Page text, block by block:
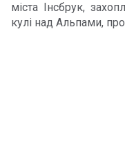
міста Інсбрук,
кулі над Альпами,